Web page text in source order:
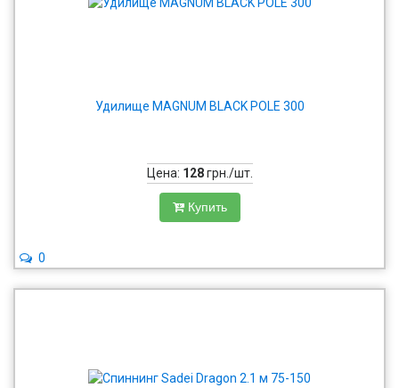
Удилище MAGNUM BLACK POLE 300
Цена: 128грн./шт.
Купить
0